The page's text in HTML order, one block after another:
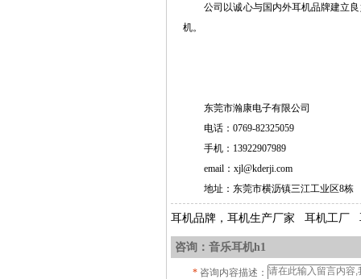
公司以诚心与国内外耳机品牌建立良
机。
东莞市瀚康电子有限公司
电话：0769-82325059
手机： 13922907989
email： xjl@kderji.com
地址：东莞市横沥镇三江工业区8栋
耳机品牌，耳机生产厂家 耳机工厂
咨询：音乐耳机h1
* 咨询内容描述：